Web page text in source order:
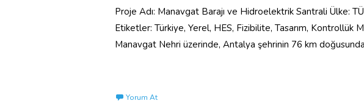
Proje Adı: Manavgat Barajı ve Hidroelektrik Santrali Ülke:
Etiketler: Türkiye, Yerel, HES, Fizibilite, Tasarım, Kontrollük
Manavgat Nehri üzerinde, Antalya şehrinin 76 km
Yorum At